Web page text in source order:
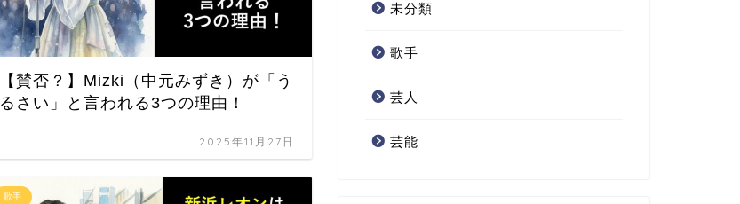
【賛否？】Mizki（中元みずき）が「う
るさい」と言われる3つの理由！
2025年11月27日
歌手
未分類
歌手
芸人
芸能